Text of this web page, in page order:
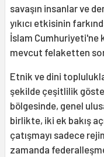
savaşın insanlar ve
yıkıcı etkisinin
İslam Cumhuriyeti'ne
mevcut felaketten
Etnik ve dini
şekilde çeşitlilik
bölgesinde, genel
birlikte, iki ek bakış
çatışmayı sadece
zamanda